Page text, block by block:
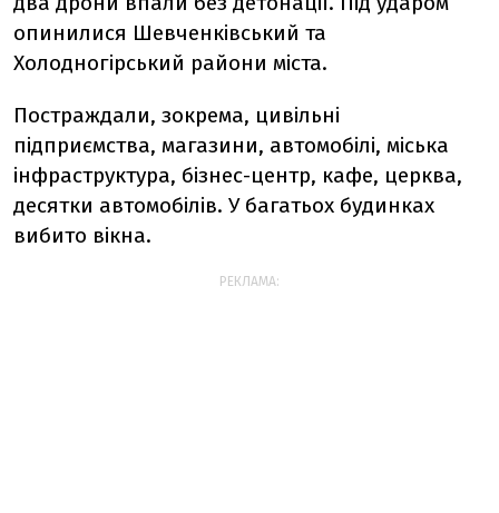
опинилися Шевченківський та
Холодногірський райони міста.
Постраждали, зокрема, цивільні
підприємства, магазини, автомобілі, міська
інфраструктура, бізнес-центр, кафе, церква,
десятки автомобілів. У багатьох будинках
вибито вікна.
РЕКЛАМА: